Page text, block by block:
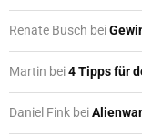
Renate Busch bei
Martin bei4 Tipps für
Daniel Fink bei